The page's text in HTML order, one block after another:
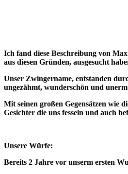
Ich fand diese Beschreibung von
aus diesen Gründen, ausgesucht
Unser Zwingername, entstanden
ungezähmt, wunderschön und
Mit seinen großen Gegensätzen wie
Gesichter die uns fesseln und auch
Unsere Würfe:
Bereits 2 Jahre vor unserm ersten